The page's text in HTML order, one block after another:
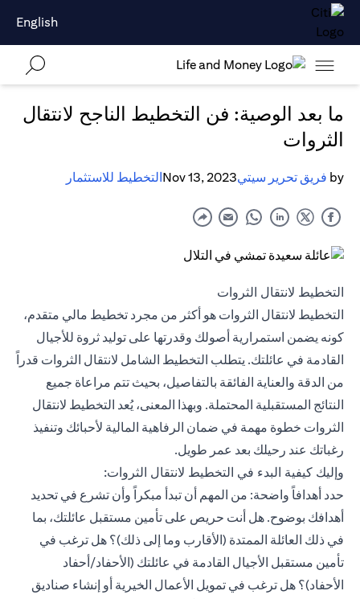
English
ما بعد الوصية: فن التخطيط الناجح لانتقال
الثروات
by فريق تحرير سيتيNov 13, 2023التخطيط للاستثمار
التخطيط لانتقال الثروات
التخطيط لانتقال الثروات هو أكثر من مجرد تخطيط مالي متقدم،
كونه يضمن استمرارية أصولك وقدرتها على توليد ثروة للأجيال
القادمة في عائلتك. يتطلب التخطيط الشامل لانتقال الثروات قدراً
من الدقة والعناية الفائقة بالتفاصيل، بحيث تتم مراعاة جميع
النتائج المستقبلية المحتملة. وبهذا المعنى، يُعد التخطيط لانتقال
الثروات خطوة مهمة في ضمان الرفاهية المالية لأحبائك وتنفيذ
رغباتك عند رحيلك بعد عمر طويل.
وإليك كيفية البدء في التخطيط لانتقال الثروات:
حدد أهدافاً واضحة: من المهم أن تبدأ مبكراً وأن تشرع في تحديد
أهدافك بوضوح. هل أنت حريص على تأمين مستقبل عائلتك، بما
في ذلك العائلة الممتدة (الأقارب وما إلى ذلك)؟ هل ترغب في
تأمين مستقبل الأجيال القادمة في عائلتك (الأحفاد/أحفاد
الأحفاد)؟ هل ترغب في تمويل الأعمال الخيرية أو إنشاء صناديق